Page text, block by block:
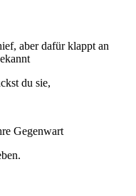
aber dafür klappt an
du sie,
Gegenwart